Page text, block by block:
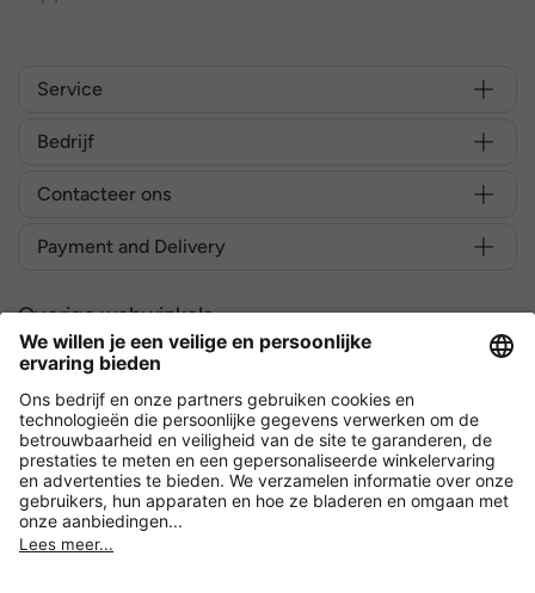
Service
Bedrijf
Contacteer ons
Payment and Delivery
Overige webwinkels
België
Versleuteling met